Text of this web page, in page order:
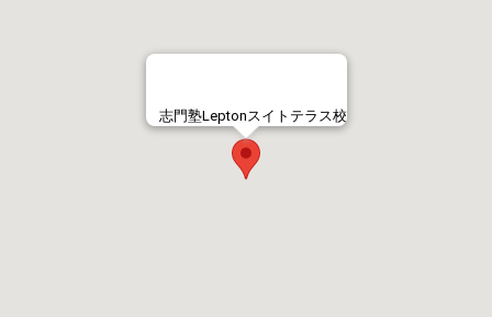
志門塾Leptonスイトテラス校